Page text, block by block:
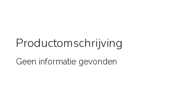
Productomschrijving
Geen informatie gevonden